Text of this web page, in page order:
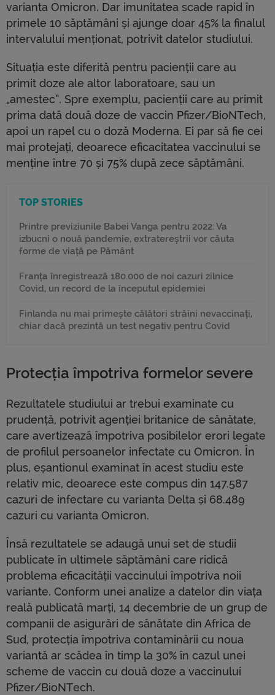
varianta Omicron. Dar imunitatea scade rapid în
primele 10 săptămâni și ajunge doar 45% la finalul
intervalului menționat, potrivit datelor studiului.
Situația este diferită pentru pacienții care au
primit doze ale altor laboratoare, sau un
„amestec”. Spre exemplu, pacienții care au primit
prima dată două doze de vaccin Pfizer/BioNTech,
apoi un rapel cu o doză Moderna. Ei par să fie cei
mai protejați, deoarece eficacitatea vaccinului se
menține între 70 și 75% după zece săptămâni.
TOP STORIES
Printre previziunile Babei Vanga pentru 2022: Va
izbucni o nouă pandemie, extratereștrii vor căuta
forme de viață pe Pământ
Franța înregistrează 180.000 de noi cazuri zilnice
Covid, un record de la începutul epidemiei
Finlanda nu mai primește călători străini nevaccinați,
chiar dacă prezintă un test negativ pentru Covid
Protecția împotriva formelor severe
Rezultatele studiului ar trebui examinate cu
prudență, potrivit agenției britanice de sănătate,
care avertizează împotriva posibilelor erori legate
de profilul persoanelor infectate cu Omicron. În
plus, eșantionul examinat în acest studiu este
relativ mic, deoarece este compus din 147.587
cazuri de infectare cu varianta Delta și 68.489
cazuri cu varianta Omicron.
Însă rezultatele se adaugă unui set de studii
publicate în ultimele săptămâni care ridică
problema eficacității vaccinului împotriva noii
variante. Conform unei analize a datelor din viața
reală publicată marți, 14 decembrie de un grup de
companii de asigurări de sănătate din Africa de
Sud, protecția împotriva contaminării cu noua
variantă ar scădea în timp la 30% în cazul unei
scheme de vaccin cu două doze a vaccinului
Pfizer/BioNTech.